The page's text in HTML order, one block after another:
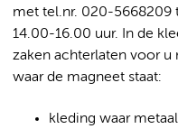
met tel.nr. 020-5668209
14.00-16.00 uur. In de
zaken achterlaten voor u
waar de magneet staat:
kleding waar